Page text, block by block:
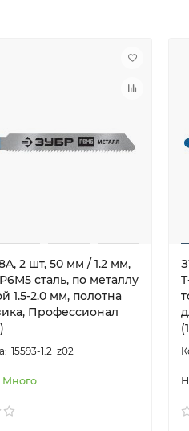
2 шт, 50 мм / 1.2 мм,
Р6М5 сталь, по металлу
1.5-2.0 мм, полотна
Профессионал
15593-1.2_z02
Много